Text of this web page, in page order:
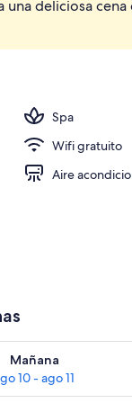
Frette, ropa de
deliciosa
Spa
Wifi gratuito
Aire
Mañana
10 - ago 11
para